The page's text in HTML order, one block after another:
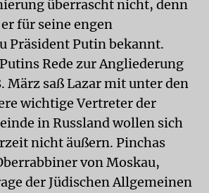
überrascht nicht, denn
für seine engen
Präsident Putin bekannt.
Rede zur Angliederung
März saß Lazar mit unter den
wichtige Vertreter der
in Russland wollen sich
nicht äußern. Pinchas
von Moskau,
der Jüdischen Allgemeinen